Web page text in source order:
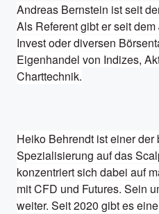
Andreas Bernstein ist seit
Als Referent gibt er seit
Invest oder diversen
Eigenhandel von Indizes,
Charttechnik.
Heiko Behrendt ist einer
Spezialisierung auf das
konzentriert sich dabei auf
mit CFD und Futures. Sein
weiter. Seit 2020 gibt es